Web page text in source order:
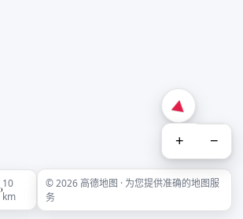
+ −
10
km
© 2026 高德地图 · 为您提供准确的地图服
务